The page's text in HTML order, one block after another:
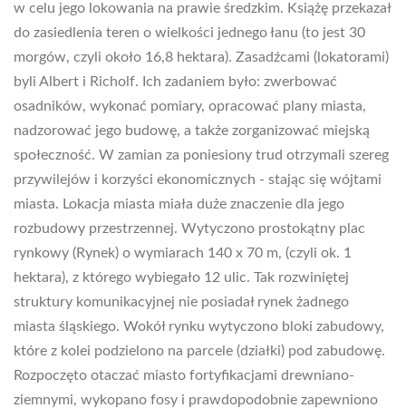
w celu jego lokowania na prawie średzkim. Książę przekazał
do zasiedlenia teren o wielkości jednego łanu (to jest 30
morgów, czyli około 16,8 hektara). Zasadźcami (lokatorami)
byli Albert i Richolf. Ich zadaniem było: zwerbować
osadników, wykonać pomiary, opracować plany miasta,
nadzorować jego budowę, a także zorganizować miejską
społeczność. W zamian za poniesiony trud otrzymali szereg
przywilejów i korzyści ekonomicznych - stając się wójtami
miasta. Lokacja miasta miała duże znaczenie dla jego
rozbudowy przestrzennej. Wytyczono prostokątny plac
rynkowy (Rynek) o wymiarach 140 x 70 m, (czyli ok. 1
hektara), z którego wybiegało 12 ulic. Tak rozwiniętej
struktury komunikacyjnej nie posiadał rynek żadnego
miasta śląskiego. Wokół rynku wytyczono bloki zabudowy,
które z kolei podzielono na parcele (działki) pod zabudowę.
Rozpoczęto otaczać miasto fortyfikacjami drewniano-
ziemnymi, wykopano fosy i prawdopodobnie zapewniono